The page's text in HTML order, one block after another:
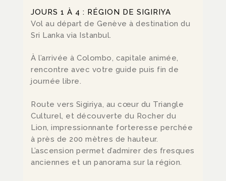
JOURS 1 À 4 : RÉGION DE SIGIRIYA
Vol au départ de Genève à destination du
Sri Lanka via Istanbul.
À l’arrivée à Colombo, capitale animée,
rencontre avec votre guide puis fin de
journée libre.
Route vers Sigiriya, au cœur du Triangle
Culturel, et découverte du Rocher du
Lion, impressionnante forteresse perchée
à près de 200 mètres de hauteur.
L’ascension permet d’admirer des fresques
anciennes et un panorama sur la région.